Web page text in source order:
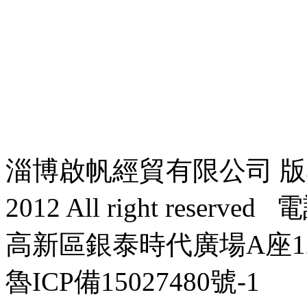
淄博啟帆經貿有限公司
2012 All right reserved
高新區銀泰時代廣場A座
魯ICP備15027480號-1